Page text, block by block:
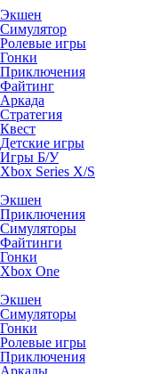
Экшен
Симулятор
Ролевые игры
Гонки
Приключения
Файтинг
Аркада
Стратегия
Квест
Детские игры
Игры Б/У
Xbox Series X/S
Экшен
Приключения
Симуляторы
Файтинги
Гонки
Xbox One
Экшен
Симуляторы
Гонки
Ролевые игры
Приключения
Аркады